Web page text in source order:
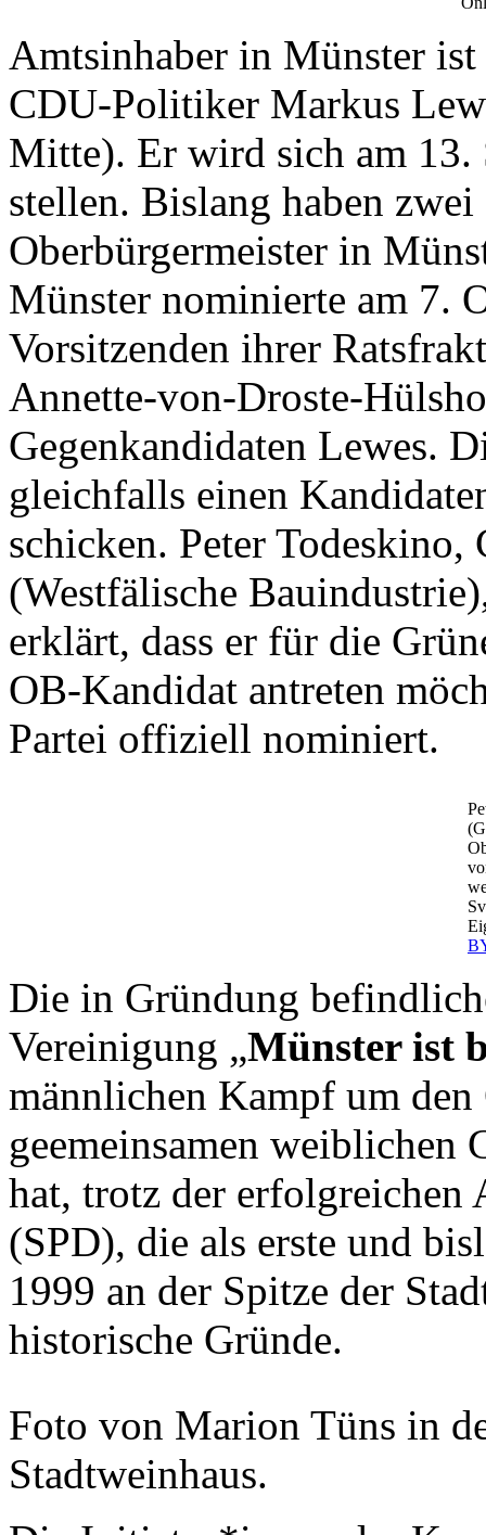
Amtsinhaber in Münster
CDU-Politiker Markus
Mitte). Er wird sich am 13.
stellen. Bislang haben
Oberbürgermeister in
Münster nominierte am 7.
Vorsitzenden ihrer
Annette-von-Droste-
Gegenkandidaten Lewes.
gleichfalls einen
schicken. Peter
(Westfälische
erklärt, dass er für die
OB-Kandidat antreten
Partei offiziell nominiert.
Die in Gründung
Vereinigung „Münster ist
männlichen Kampf um den
geemeinsamen weiblichen
hat, trotz der
(SPD), die als erste und
1999 an der Spitze der
historische Gründe.
Foto von Marion Tüns in
Stadtweinhaus.